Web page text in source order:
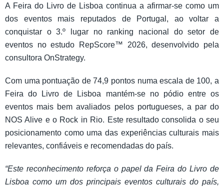
A Feira do Livro de Lisboa continua a afirmar-se como um
dos eventos mais reputados de Portugal, ao voltar a
conquistar o 3.º lugar no ranking nacional do setor de
eventos no estudo RepScore™ 2026, desenvolvido pela
consultora OnStrategy.
Com uma pontuação de 74,9 pontos numa escala de 100, a
Feira do Livro de Lisboa mantém-se no pódio entre os
eventos mais bem avaliados pelos portugueses, a par do
NOS Alive e o Rock in Rio. Este resultado consolida o seu
posicionamento como uma das experiências culturais mais
relevantes, confiáveis e recomendadas do país.
“Este reconhecimento reforça o papel da Feira do Livro de
Lisboa como um dos principais eventos culturais do país,